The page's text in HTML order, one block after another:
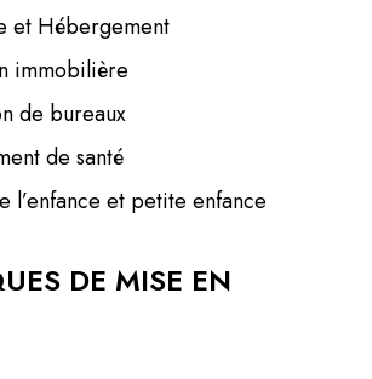
et Hébergement
immobilière
de bureaux
de santé
l’enfance et petite enfance
DE MISE EN